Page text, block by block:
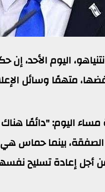
نتنياهو، اليوم
متهمًا وسائل
اليوم: "دائمًا
بينما حماس
إعادة تسليح